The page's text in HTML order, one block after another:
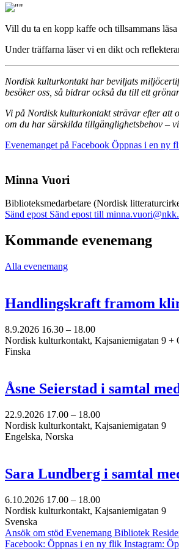
Vill du ta en kopp kaffe och tillsammans
Under träffarna läser vi en dikt och
Nordisk kulturkontakt har beviljats
besöker oss, så bidrar också du till ett
Vi på Nordisk kulturkontakt strävar efter att
om du har särskilda tillgänglighetsbehov –
Evenemanget på Facebook Öppnas i en ny
Minna Vuori
Biblioteks­medarbetare (Nordisk
Sänd epost Sänd epost till
Kommande evenemang
Alla evenemang
Handlingskraft framom
8.9.2026 16.30 – 18.00
Nordisk kulturkontakt, Kajsaniemigatan 9
Finska
Åsne Seierstad i samtal
22.9.2026 17.00 – 18.00
Nordisk kulturkontakt, Kajsaniemigatan 9
Engelska, Norska
Sara Lundberg i samtal
6.10.2026 17.00 – 18.00
Nordisk kulturkontakt, Kajsaniemigatan 9
Svenska
Ansök om stöd Evenemang Bibliotek
Facebook: Öppnas i en ny flik Instagram: